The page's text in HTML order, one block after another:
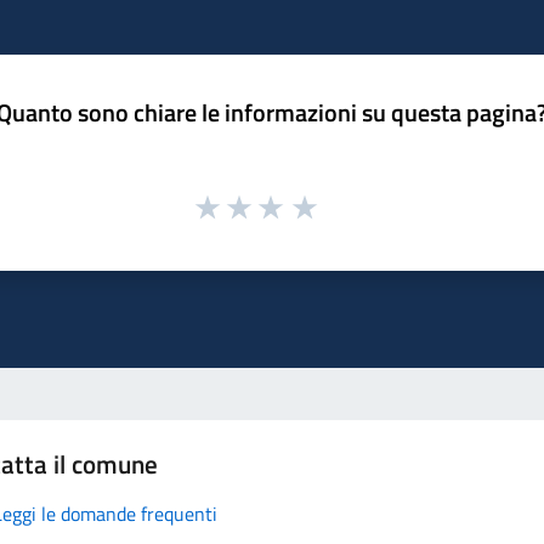
sono chiare le informazioni su questa
il comune
le domande frequenti